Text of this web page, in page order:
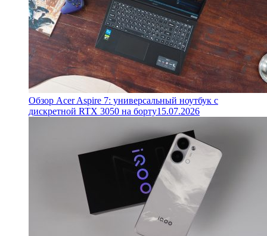
Обзор Acer Aspire 7: универсальный ноутбук с
дискретной RTX 3050 на борту15.07.2026